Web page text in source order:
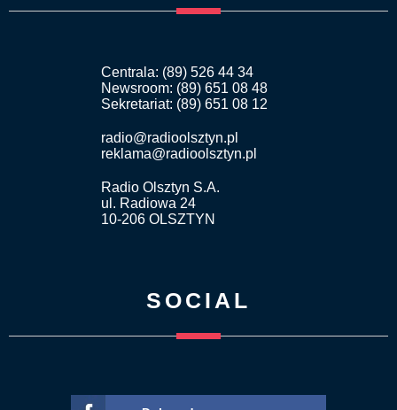
Centrala: (89) 526 44 34
Newsroom: (89) 651 08 48
Sekretariat: (89) 651 08 12
radio@radioolsztyn.pl
reklama@radioolsztyn.pl
Radio Olsztyn S.A.
ul. Radiowa 24
10-206 OLSZTYN
SOCIAL